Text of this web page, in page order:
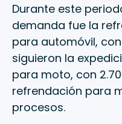
Durante este
demanda fue la
para automóvil,
siguieron la
para moto, con
refrendación para
procesos.